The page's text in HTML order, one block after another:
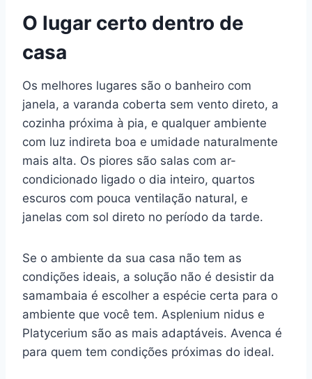
O lugar certo dentro de
casa
Os melhores lugares são o banheiro com
janela, a varanda coberta sem vento direto, a
cozinha próxima à pia, e qualquer ambiente
com luz indireta boa e umidade naturalmente
mais alta. Os piores são salas com ar-
condicionado ligado o dia inteiro, quartos
escuros com pouca ventilação natural, e
janelas com sol direto no período da tarde.
Se o ambiente da sua casa não tem as
condições ideais, a solução não é desistir da
samambaia é escolher a espécie certa para o
ambiente que você tem. Asplenium nidus e
Platycerium são as mais adaptáveis. Avenca é
para quem tem condições próximas do ideal.